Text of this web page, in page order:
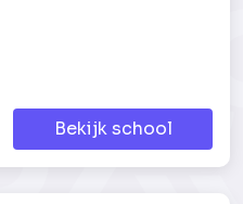
Bekijk school